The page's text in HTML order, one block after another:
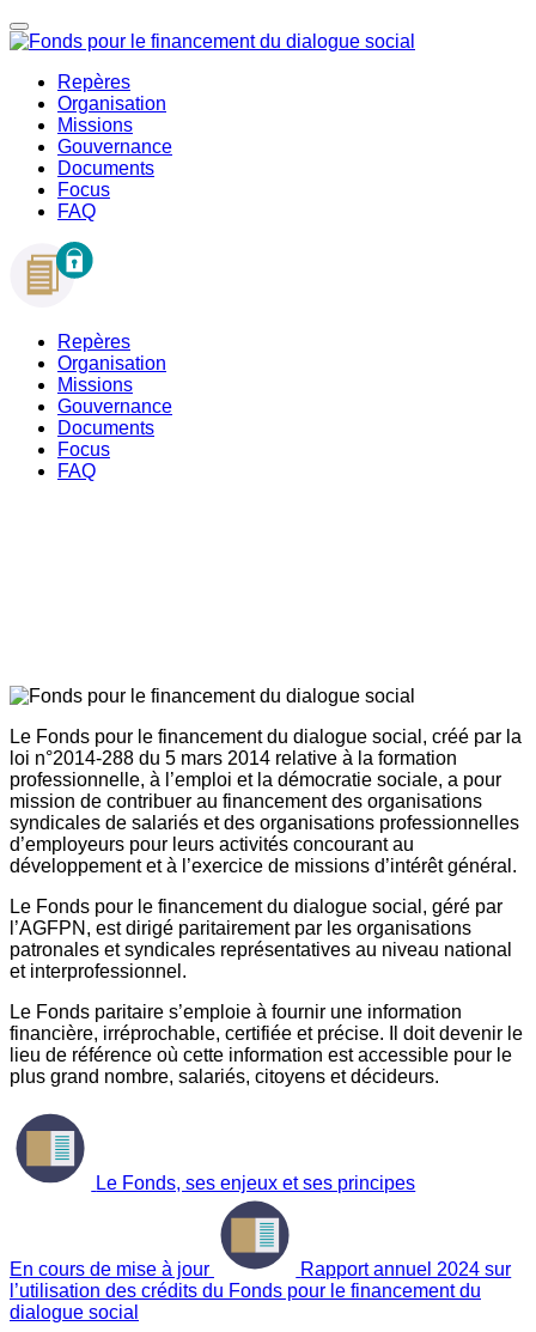
Repères
Organisation
Missions
Gouvernance
Documents
Focus
FAQ
Repères
Organisation
Missions
Gouvernance
Documents
Focus
FAQ
Le Fonds pour le financement du dialogue social, créé par la
loi n°2014-288 du 5 mars 2014 relative à la formation
professionnelle, à l’emploi et la démocratie sociale, a pour
mission de contribuer au financement des organisations
syndicales de salariés et des organisations professionnelles
d’employeurs pour leurs activités concourant au
développement et à l’exercice de missions d’intérêt général.
Le Fonds pour le financement du dialogue social, géré par
l’AGFPN, est dirigé paritairement par les organisations
patronales et syndicales représentatives au niveau national
et interprofessionnel.
Le Fonds paritaire s’emploie à fournir une information
financière, irréprochable, certifiée et précise. Il doit devenir le
lieu de référence où cette information est accessible pour le
plus grand nombre, salariés, citoyens et décideurs.
Le Fonds, ses enjeux et ses principes
En cours de mise à jour
Rapport annuel 2024 sur
l’utilisation des crédits du Fonds pour le financement du
dialogue social